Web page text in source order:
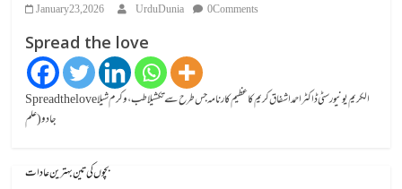
January 23, 2026 UrduDunia 0 Comments
Spread the love
Spread the loveالکریم یونیورسٹی ڈاکٹر احمد اشفاق کریم کا عظیم کارنامہ جس طرح سے تکشیلا طب، وکرم شیلا
جادو (علم
بچوں کی تین بہترین عادات